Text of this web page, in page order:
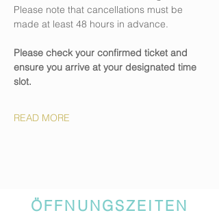
Please note that cancellations must be
made at least 48 hours in advance.
Please check your confirmed ticket and
ensure you arrive at your designated time
slot.
READ MORE
ÖFFNUNGSZEITEN